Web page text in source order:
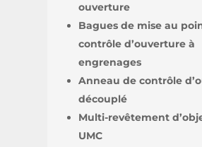
ouverture
Bagues de mise au
contrôle d’ouverture à
engrenages
Anneau de contrôle
découplé
Multi-revêtement
UMC